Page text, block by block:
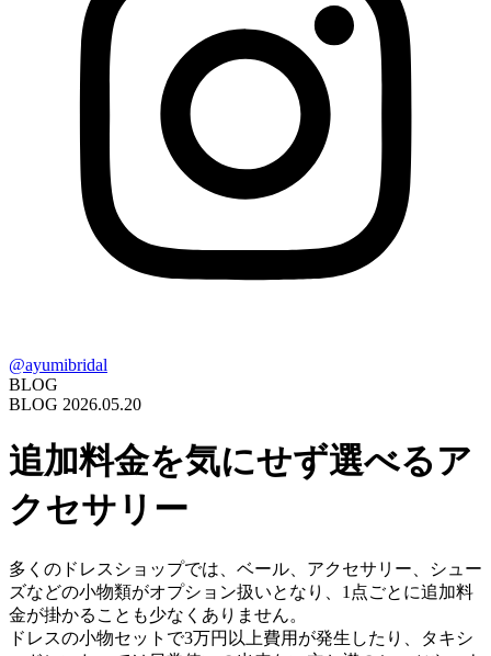
@ayumibridal
BLOG
BLOG 2026.05.20
追加料金を気にせず選べるア
クセサリー
多くのドレスショップでは、ベール、アクセサリー、シュー
ズなどの小物類がオプション扱いとなり、1点ごとに追加料
金が掛かることも少なくありません。
ドレスの小物セットで3万円以上費用が発生したり、タキシ